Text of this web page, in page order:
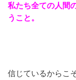
私たち全ての人間
うこと。
信じているからこ